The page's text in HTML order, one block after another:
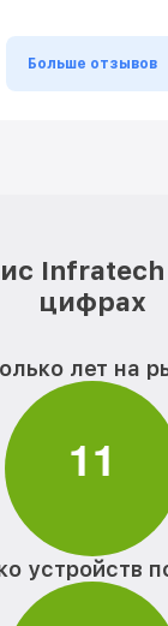
Больше отзывов
Infratech
цифрах
лет на
11
устройств